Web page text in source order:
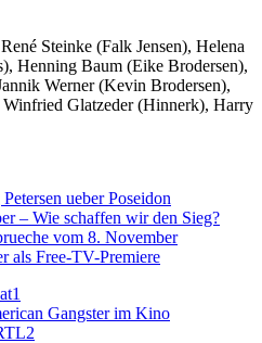
Steinke (Falk Jensen), Helena
Henning Baum (Eike Brodersen),
Werner (Kevin Brodersen),
Glatzeder (Hinnerk), Harry
ueber Poseidon
– Wie schaffen wir den Sieg?
vom 8. November
als Free-TV-Premiere
Gangster im Kino